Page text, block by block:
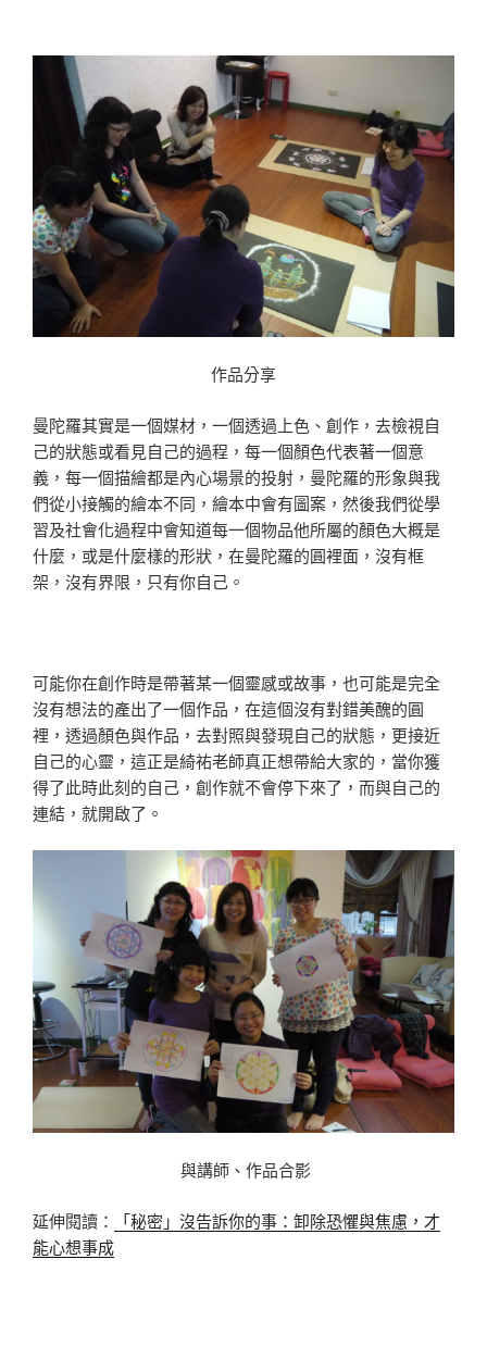
作品分享
曼陀羅其實是一個媒材，一個透過上色、創作，去檢視自
己的狀態或看見自己的過程，每一個顏色代表著一個意
義，每一個描繪都是內心場景的投射，曼陀羅的形象與我
們從小接觸的繪本不同，繪本中會有圖案，然後我們從學
習及社會化過程中會知道每一個物品他所屬的顏色大概是
什麼，或是什麼樣的形狀，在曼陀羅的圓裡面，沒有框
架，沒有界限，只有你自己。
可能你在創作時是帶著某一個靈感或故事，也可能是完全
沒有想法的產出了一個作品，在這個沒有對錯美醜的圓
裡，透過顏色與作品，去對照與發現自己的狀態，更接近
自己的心靈，這正是綺祐老師真正想帶給大家的，當你獲
得了此時此刻的自己，創作就不會停下來了，而與自己的
連結，就開啟了。
與講師、作品合影
延伸閱讀：
「秘密」沒告訴你的事：卸除恐懼與焦慮，才
能心想事成